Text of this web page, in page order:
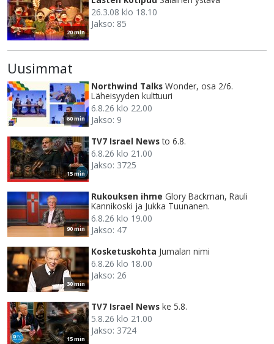
20 min
26.3.08 klo 18.10
Jakso: 85
Uusimmat
60 min
Northwind Talks Wonder, osa 2/6.
Läheisyyden kulttuuri
6.8.26 klo 22.00
Jakso: 9
15 min
TV7 Israel News to 6.8.
6.8.26 klo 21.00
Jakso: 3725
90 min
Rukouksen ihme Glory Backman, Rauli
Kannikoski ja Jukka Tuunanen.
6.8.26 klo 19.00
Jakso: 47
30 min
Kosketuskohta Jumalan nimi
6.8.26 klo 18.00
Jakso: 26
15 min
TV7 Israel News ke 5.8.
5.8.26 klo 21.00
Jakso: 3724